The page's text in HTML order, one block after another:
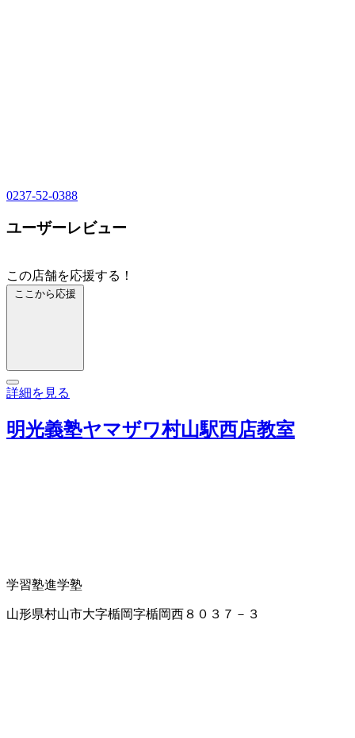
0237-52-0388
ユーザーレビュー
この店舗を応援する！
ここから応援
詳細を見る
明光義塾ヤマザワ村山駅西店教室
学習塾進学塾
山形県村山市大字楯岡字楯岡西８０３７－３